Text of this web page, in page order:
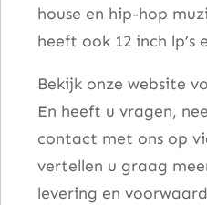
house en hip-hop
heeft ook 12 inch lp’s
Bekijk onze website
En heeft u vragen,
contact met ons op
vertellen u graag
levering en